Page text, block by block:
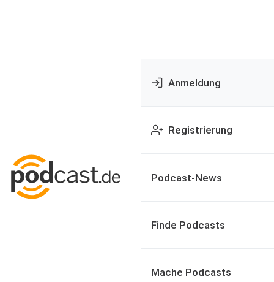
Anmeldung
Registrierung
Podcast-News
Finde Podcasts
Mache Podcasts